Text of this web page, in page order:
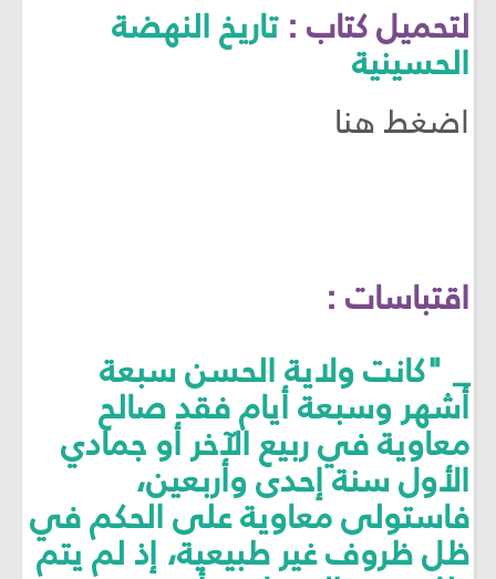
لتحميل كتاب :تاريخ النهضة
الحسينية
اضغط هنا
اقتباسات :
_ "كانت ولاية الحسن سبعة
أشهر وسبعة أيام فقد صالح
معاوية في ربيع الآخر أو جمادي
الأول سنة إحدى وأربعين،
فاستولى معاوية على الحكم في
ظل ظروف غير طبيعية، إذ لم يتم